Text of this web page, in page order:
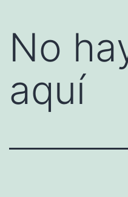
No
aquí